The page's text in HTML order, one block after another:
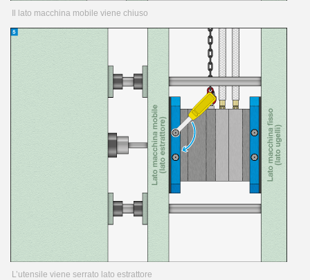
Il lato macchina mobile viene chiuso
L’utensile viene serrato lato estrattore